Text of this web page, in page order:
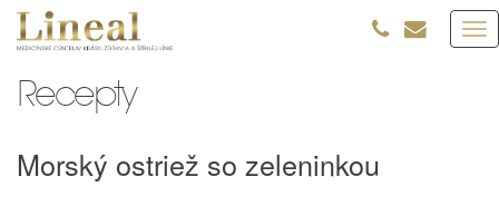
Recepty
Morský ostriež so zeleninkou